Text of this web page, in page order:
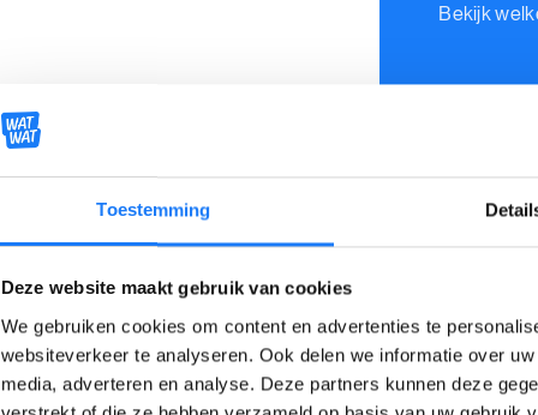
Toestemming
Deze website maakt gebruik van cookies
We gebruiken cookies om content en advertenties te
websiteverkeer te analyseren. Ook delen we informatie over
media, adverteren en analyse. Deze partners kunnen deze
Bekijk
Print dit artikel
Praat erover